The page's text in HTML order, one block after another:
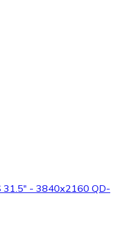
31.5" - 3840x2160 QD-